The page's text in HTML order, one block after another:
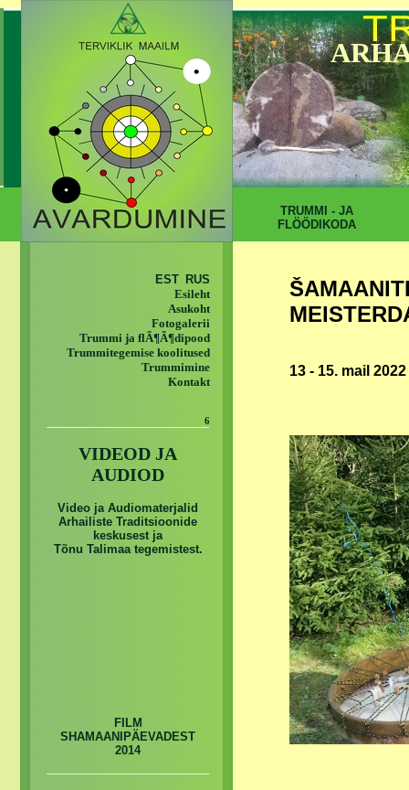
13 - 15. mail 2022
EST RUS
Esileht
Asukoht
Fotogalerii
Trummi ja flÃ¶Ã¶dipood
Trummitegemise koolitused
Trummimine
Kontakt
6
VIDEOD JA
AUDIOD
Video ja Audiomaterjalid
Arhailiste Traditsioonide
keskusest ja
Tõnu Talimaa tegemistest.
FILM
SHAMAANIPÄEVADEST
2014
TRUMMI - JA
FLÖÖDIKODA